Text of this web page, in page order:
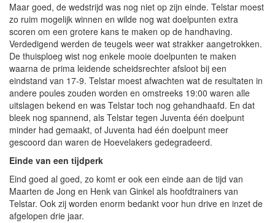
Maar goed, de wedstrijd was nog niet op zijn einde. Telstar moest
zo ruim mogelijk winnen en wilde nog wat doelpunten extra
scoren om een grotere kans te maken op de handhaving.
Verdedigend werden de teugels weer wat strakker aangetrokken.
De thuisploeg wist nog enkele mooie doelpunten te maken
waarna de prima leidende scheidsrechter afsloot bij een
eindstand van 17-9. Telstar moest afwachten wat de resultaten in
andere poules zouden worden en omstreeks 19:00 waren alle
uitslagen bekend en was Telstar toch nog gehandhaafd. En dat
bleek nog spannend, als Telstar tegen Juventa één doelpunt
minder had gemaakt, of Juventa had één doelpunt meer
gescoord dan waren de Hoevelakers gedegradeerd.
Einde van een tijdperk
Eind goed al goed, zo komt er ook een einde aan de tijd van
Maarten de Jong en Henk van Ginkel als hoofdtrainers van
Telstar. Ook zij worden enorm bedankt voor hun drive en inzet de
afgelopen drie jaar.